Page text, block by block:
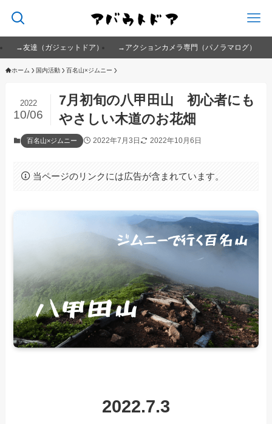
→友達（ガジェットドア） →アクションカメラ専門（パノラマログ）
ホーム 国内活動 百名山×ジムニー
7月初旬の八甲田山 初心者にも
やさしい木道のお花畑
2022
10/06
百名山×ジムニー 2022年7月3日 2022年10月6日
当ページのリンクには広告が含まれています。
2022.7.3